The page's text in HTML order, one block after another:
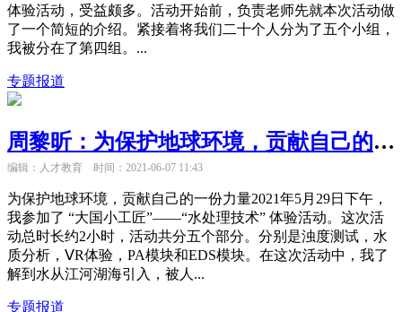
体验活动，受益颇多。活动开始前，负责老师先就本次活动做
了一个简短的介绍。紧接着将我们二十个人分为了五个小组，
我被分在了第四组。...
专题报道
周黎昕：为保护地球环境，贡献自己的一份力量
编辑：人才教育 时间：2021-06-07 11:43
为保护地球环境，贡献自己的一份力量2021年5月29日下午，
我参加了 “大国小工匠”——“水处理技术” 体验活动。这次活
动总时长约2小时，活动共分五个部分。分别是浊度测试，水
质分析，ⅤR体验，PA模块和EDS模块。在这次活动中，我了
解到水从江河湖海引入，被人...
专题报道